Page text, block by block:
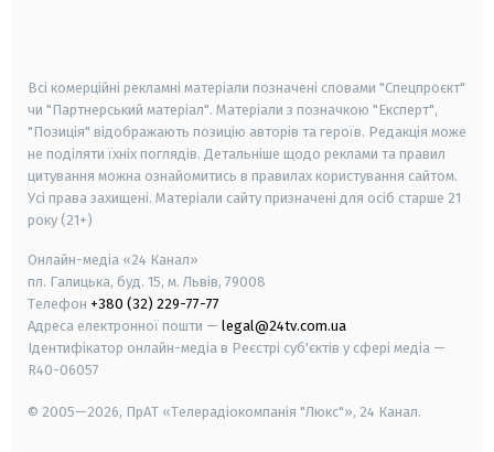
Всі комерційні рекламні матеріали позначені словами "Спецпроєкт"
чи "Партнерський матеріал". Матеріали з позначкою "Експерт",
"Позиція" відображають позицію авторів та героїв. Редакція може
не поділяти їхніх поглядів. Детальніше щодо реклами та правил
цитування можна ознайомитись в правилах користування сайтом.
Усі права захищені. Матеріали сайту призначені для осіб старше 21
року (21+)
Онлайн-медіа «24 Канал»
пл. Галицька, буд. 15, м. Львів, 79008
Телефон +380 (32) 229-77-77
Адреса електронної пошти — legal@24tv.com.ua
Ідентифікатор онлайн-медіа в Реєстрі суб'єктів у сфері медіа —
R40-06057
© 2005—2026, ПрАТ «Телерадіокомпанія "Люкс"», 24 Канал.